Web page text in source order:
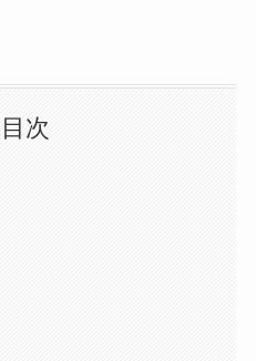
目次